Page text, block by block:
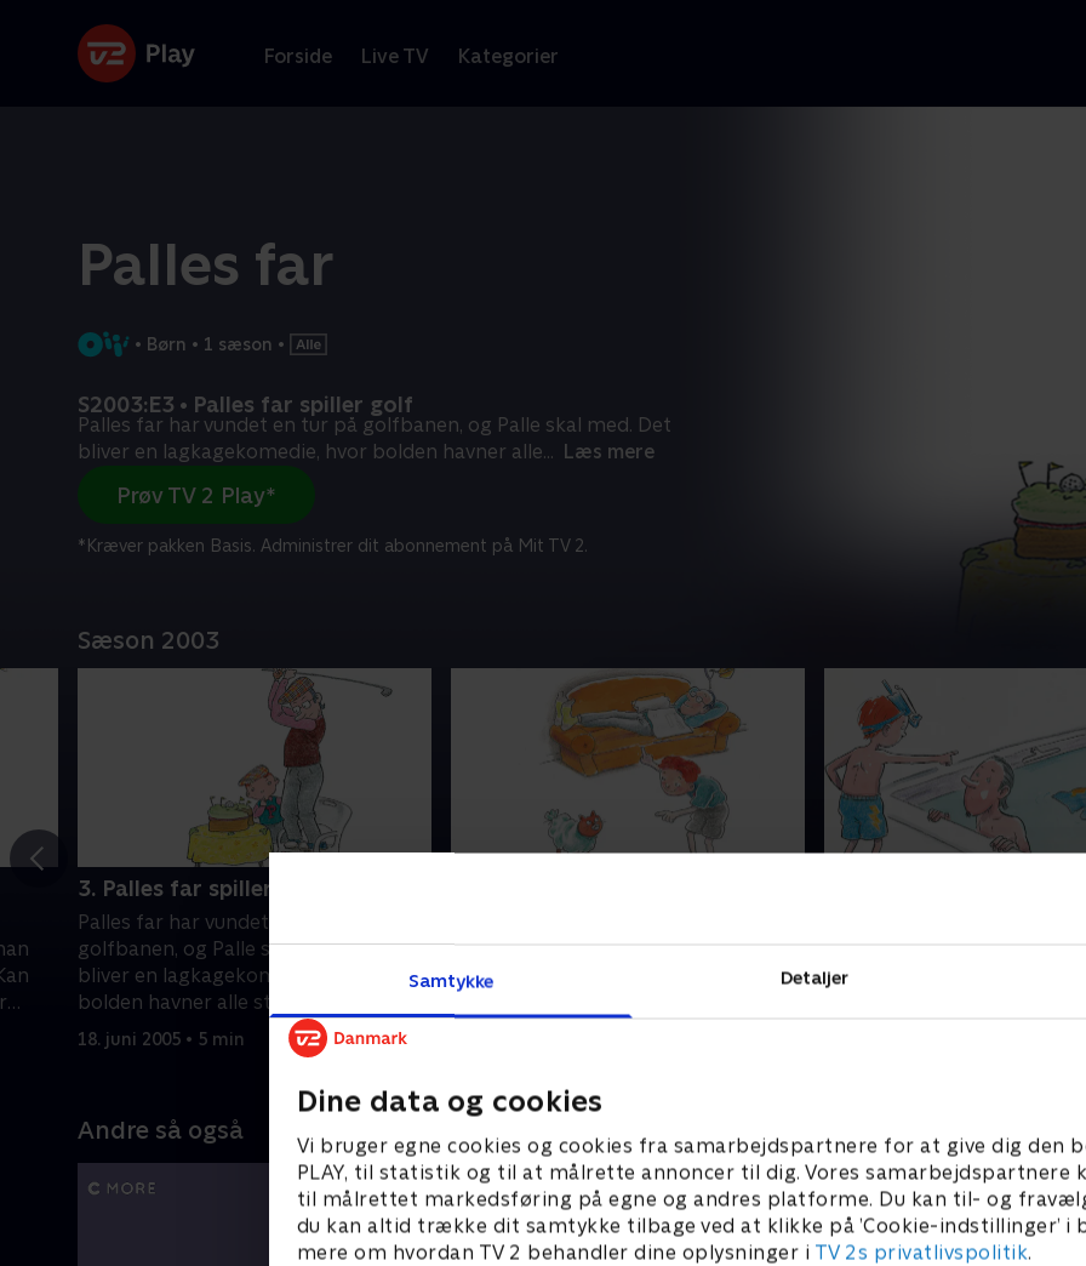
Samtykke Detaljer
Dine data og cookies
Vi bruger egne cookies og cookies fra samarbejdspartnere for at give dig den
PLAY, til statistik og til at målrette annoncer til dig. Vores samarbejdspartnere
til målrettet markedsføring på egne og andres platforme. Du kan til- og
du kan altid trække dit samtykke tilbage ved at klikke på ’Cookie-indstillinger’ i
mere om hvordan TV 2 behandler dine oplysninger i TV 2s privatlivspolitik.
Forside Live TV Kategorier
Palles far
• Børn • 1 sæson •
S2003:E3 • Palles far spiller golf
Palles far har vundet en tur på golfbanen, og Palle skal med. Det
bliver en lagkagekomedie, hvor bolden havner alle... Læs mere
Prøv TV 2 Play*
*Kræver pakken Basis. Administrer dit abonnement på Mit TV 2.
Sæson 2003
3. Palles far spiller golf
Palles far har vundet en tur på
golfbanen, og Palle skal med. Det
bliver en lagkagekomedie, hvor
bolden havner alle steder. Men måske
det ender med en rekord.
18. juni 2005 • 5 min
men pludselig begynder far at nyse.
Han kan slet ikke stoppe igen. Far kan
efter et spring fra 3-meter
Andre så også